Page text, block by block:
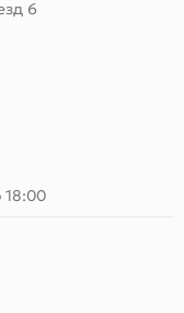
6
18:00